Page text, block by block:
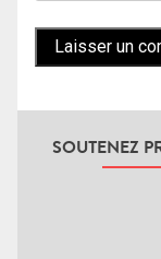
SOUTENEZ